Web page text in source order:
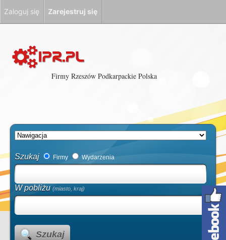
Firmy Rzeszów Podkarpackie Polska
Szukaj Firmy Wydarzenia
W pobliżu (miasto, kraj)
Szukaj
Zaloguj się Zarejestruj się